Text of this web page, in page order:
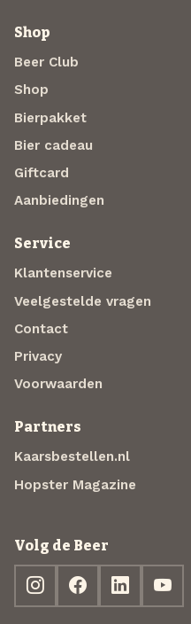
Shop
Beer Club
Shop
Bierpakket
Bier cadeau
Giftcard
Aanbiedingen
Service
Klantenservice
Veelgestelde vragen
Contact
Privacy
Voorwaarden
Partners
Kaarsbestellen.nl
Hopster Magazine
Volg de Beer